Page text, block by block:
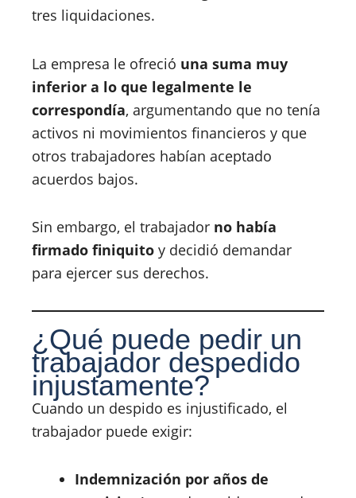
tres liquidaciones.
La empresa le ofreció una suma muy
inferior a lo que legalmente le
correspondía, argumentando que no tenía
activos ni movimientos financieros y que
otros trabajadores habían aceptado
acuerdos bajos.
Sin embargo, el trabajador no había
firmado finiquito y decidió demandar
para ejercer sus derechos.
¿Qué puede pedir un
trabajador despedido
injustamente?
Cuando un despido es injustificado, el
trabajador puede exigir:
Indemnización por años de